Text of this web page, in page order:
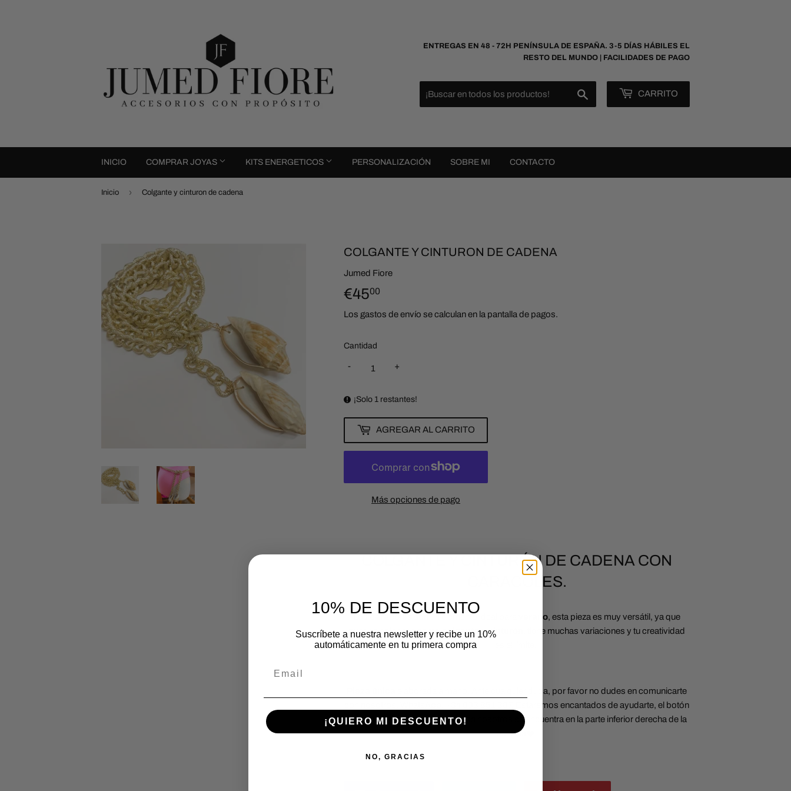
ENTREGAS EN 48 - 72H PENÍNSULA DE ESPAÑA. 3-5 DÍAS HÁBILES EL
RESTO DEL MUNDO | FACILIDADES DE PAGO
CARRITO
INICIO COMPRAR JOYAS KITS ENERGETICOS PERSONALIZACIÓN SOBRE MI CONTACTO
Inicio › Colgante y cinturon de cadena
COLGANTE Y CINTURON DE CADENA
Jumed Fiore
€4500
Los gastos de envío se calculan en la pantalla de pagos.
Cantidad
+
-
¡Solo 1 restantes!
AGREGAR AL CARRITO
Más opciones de pago
COLGANTE Y CINTURÓN DE CADENA CON
CARACOLES.
verano, esta pieza es muy versátil, ya que
puedes colocarla comocolgante o cinturón
, tiene muchas variaciones y tu creatividad
elaborada a mano. Ante cualquier duda, por favor no dudes en comunicarte
con nosotros, WhatsApp: +34 603 851 387. Estaremos encantados de ayudarte, el botón
para iniciar una conversación con nosotros se encuentra en la parte inferior derecha de la
pantalla❤️.
10% DE DESCUENTO
Suscríbete a nuestra newsletter y recibe un 10%
automáticamente en tu primera compra
¡QUIERO MI DESCUENTO!
NO, GRACIAS